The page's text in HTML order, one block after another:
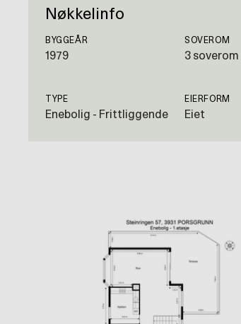
Nøkkelinfo
BYGGEÅR
1979
SOVEROM
3 soverom
TYPE
Enebolig - Frittliggende
EIERFORM
Eiet